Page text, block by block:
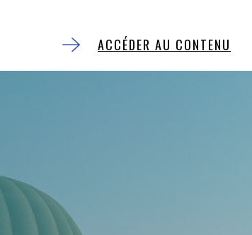
ACCÉDER AU CONTENU